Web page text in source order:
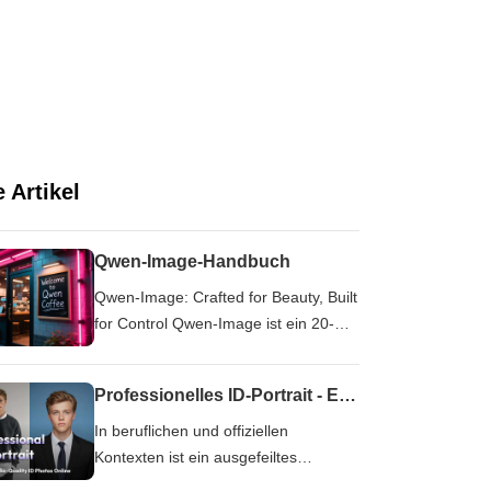
Artikel
Qwen-Image-Handbuch
Qwen-Image: Crafted for Beauty, Built
for Control Qwen-Image ist ein 20-
aufbaut und für die originalgetreue
Bilderzeugung und feinkörnige
visuelle Bearbeitung entwickelt wurde.
Professionelles ID-Portrait - Erstellen Sie online ID-Fotos in Studioqualität
In beruflichen und offiziellen
Kontexten ist ein ausgefeiltes